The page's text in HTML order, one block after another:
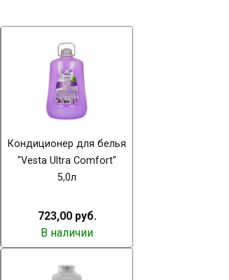
Кондиционер для белья
"Vesta Ultra Comfort"
5,0л
723,00 руб.
В наличии